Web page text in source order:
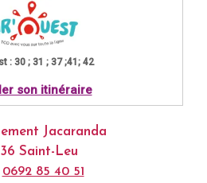
: 30 ; 31 ; 37 ;41; 42
son itinéraire
Jacaranda
Saint-Leu
0692 85 40 51